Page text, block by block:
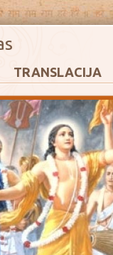
TRANSLACIJA